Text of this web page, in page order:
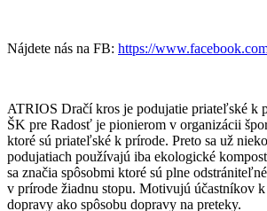
Nájdete nás na FB: https://
ATRIOS Dračí kros je podujatie priateľské k
ŠK pre Radosť je pionierom v organizácii
ktoré sú priateľské k prírode. Preto sa už
podujatiach používajú iba ekologické
sa značia spôsobmi ktoré sú plne
v prírode žiadnu stopu. Motivujú účastníkov
dopravy ako spôsobu dopravy na preteky.